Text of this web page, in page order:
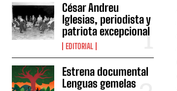
César Andreu
Iglesias, periodista y
patriota excepcional
EDITORIAL
Estrena documental
Lenguas gemelas